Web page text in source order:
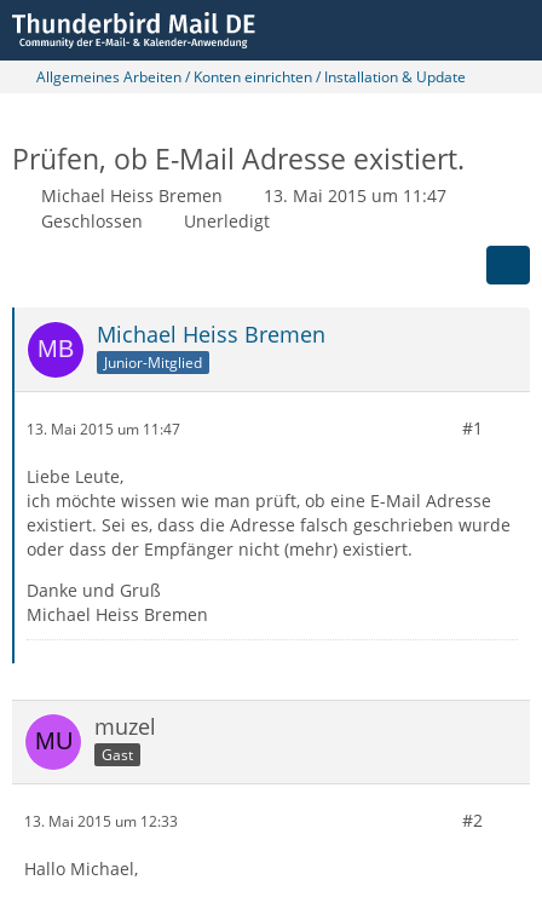
Allgemeines Arbeiten / Konten einrichten / Installation & Update
Prüfen, ob E-Mail Adresse existiert.
Michael Heiss Bremen
13. Mai 2015 um 11:47
Geschlossen
Unerledigt
Michael Heiss Bremen
Junior-Mitglied
13. Mai 2015 um 11:47 #1
Liebe Leute,
ich möchte wissen wie man prüft, ob eine E-Mail Adresse
existiert. Sei es, dass die Adresse falsch geschrieben wurde
oder dass der Empfänger nicht (mehr) existiert.
Danke und Gruß
Michael Heiss Bremen
muzel
Gast
13. Mai 2015 um 12:33 #2
Hallo Michael,